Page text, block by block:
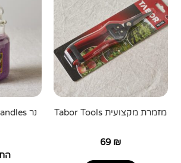
מזמרת מקצועית Tabor Tools
69₪